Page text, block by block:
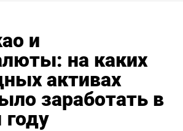
и
на каких
активах
заработать в